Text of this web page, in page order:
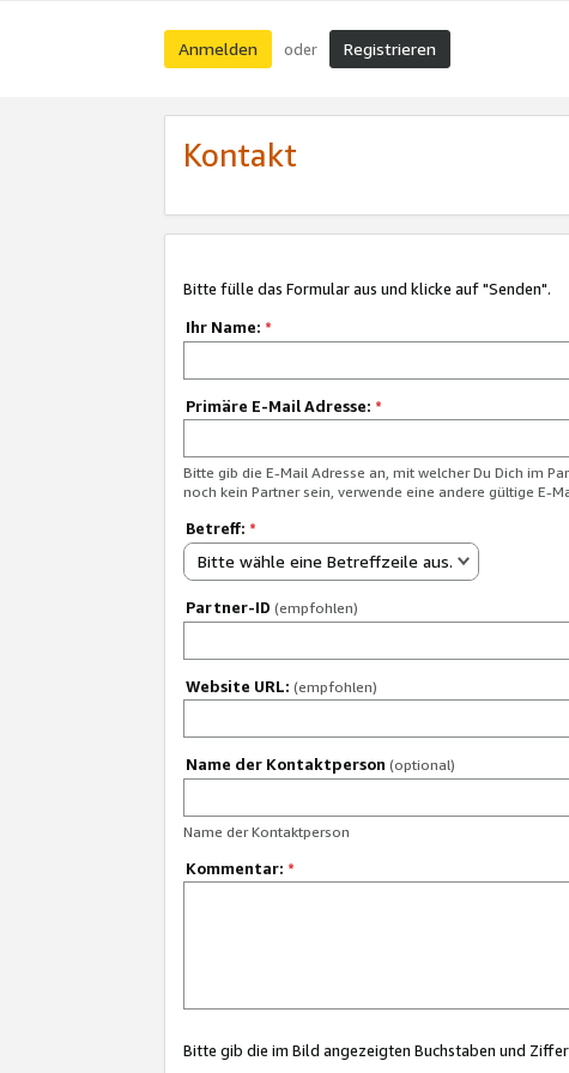
Anmelden oder Registrieren
Kontakt
Bitte fülle das Formular aus und klicke auf "Senden".
Ihr Name: *
Primäre E-Mail Adresse: *
Bitte gib die E-Mail Adresse an, mit welcher Du Dich im
noch kein Partner sein, verwende eine andere gültige E-
Betreff: *
Bitte wähle eine Betreffzeile aus.
Partner-ID (empfohlen)
Website URL: (empfohlen)
Name der Kontaktperson (optional)
Name der Kontaktperson
Kommentar: *
Bitte gib die im Bild angezeigten Buchstaben und